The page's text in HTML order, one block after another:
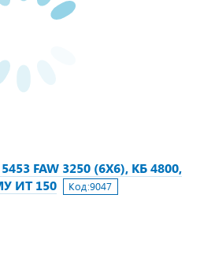
FAW 3250 (6Х6), КБ 4800,
ИТ 150
Код:9047